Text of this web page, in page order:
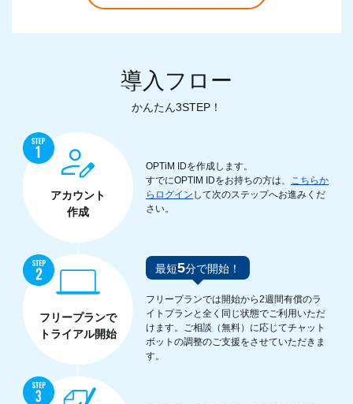
導入フロー
かんたん3STEP！
アカウント
作成
OPTiM IDを作成します。
すでにOPTIM IDをお持ちの方は、 こちらか
らログイン して次のステップへお進みくだ
さい。
フリープランで
トライアル開始
最短5分で開始！
フリープランでは開始から2週間有償のラ
イトプランと全く同じ状態でご利用いただ
けます。ご相談（無料）に応じてチャット
ボットの調整のご支援をさせていただきま
す。